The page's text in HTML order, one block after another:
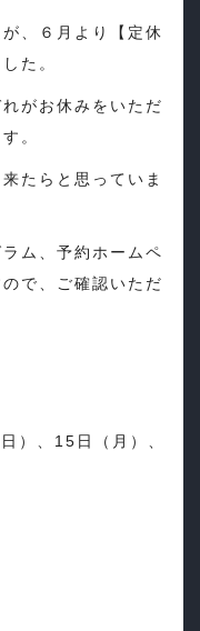
、６月より【定休
た。
がお休みをいただ
。
たらと思っていま
ム、予約ホームペ
で、ご確認いただ
）、15日（月）、